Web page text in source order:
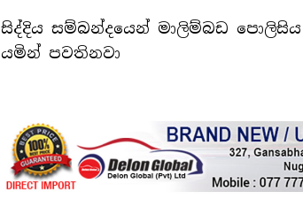
සිද්දිය සම්බන්දයෙන් මාලිම්බඩ
යමින් පවතිනවා